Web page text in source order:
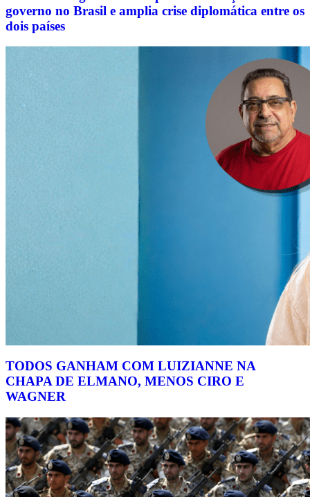
governo no Brasil e amplia crise diplomática entre os
dois países
TODOS GANHAM COM LUIZIANNE NA
CHAPA DE ELMANO, MENOS CIRO E
WAGNER